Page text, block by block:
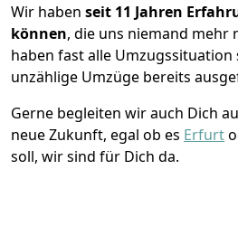
Wir haben seit 11 Jahren
können, die uns niemand mehr
haben fast alle
unzählige Umzüge bereits
Gerne begleiten wir auch Dich
neue Zukunft, egal ob es Erfurt
soll, wir sind für Dich da.